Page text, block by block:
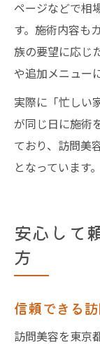
ページなどで相
す。施術内容も
族の要望に応じ
や追加メニュー
実際に「忙しい
が同じ日に施術
ており、訪問美
となっています。
安心して
方
信頼できる
訪問美容を東京